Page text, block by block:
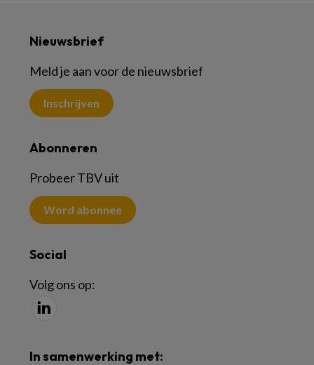
Nieuwsbrief
Meld je aan voor de nieuwsbrief
Inschrijven
Abonneren
Probeer TBV uit
Word abonnee
Social
Volg ons op:
In samenwerking met: